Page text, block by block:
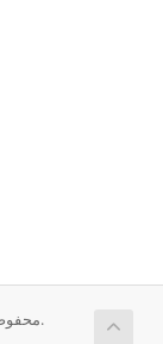
تمامی حقوق برای © 2026 DADE2 Cloud. محفوط می باشد.